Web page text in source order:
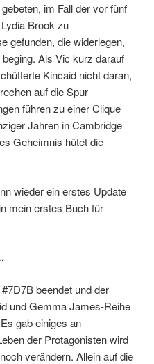
im Fall der vor fünf
Brook zu
gefunden, die widerlegen,
Als Vic kurz darauf
Kincaid nicht daran,
auf die Spur
führen zu einer Clique
Jahren in Cambridge
Geheimnis hütet die
wieder ein erstes Update
mein erstes Buch für
beendet und der
und Gemma James-Reihe
gab einiges an
der Protagonisten wird
verändern. Allein auf die